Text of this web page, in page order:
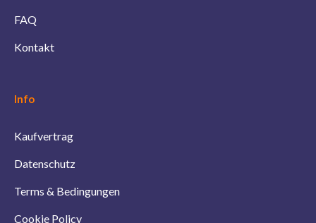
FAQ
Kontakt
Info
Kaufvertrag
Datenschutz
Terms & Bedingungen
Cookie Policy